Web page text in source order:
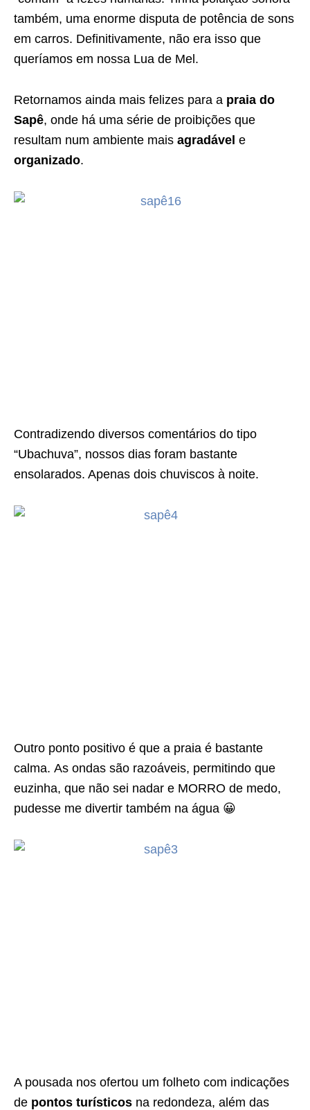
também, uma enorme disputa de potência de sons
em carros. Definitivamente, não era isso que
queríamos em nossa Lua de Mel.
Retornamos ainda mais felizes para a praia do
Sapê, onde há uma série de proibições que
resultam num ambiente mais agradável e
organizado.
Contradizendo diversos comentários do tipo
“Ubachuva”, nossos dias foram bastante
ensolarados. Apenas dois chuviscos à noite.
Outro ponto positivo é que a praia é bastante
calma. As ondas são razoáveis, permitindo que
euzinha, que não sei nadar e MORRO de medo,
pudesse me divertir também na água 😀
A pousada nos ofertou um folheto com indicações
de pontos turísticos na redondeza, além das